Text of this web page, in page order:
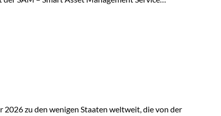
Die ETF-Auswahl der Vienna-Life zählt zu den
2026 zu den wenigen Staaten weltweit, die von der